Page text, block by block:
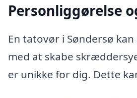
Personliggørelse
En tatovør i Søndersø
med at skabe
er unikke for dig. Dette